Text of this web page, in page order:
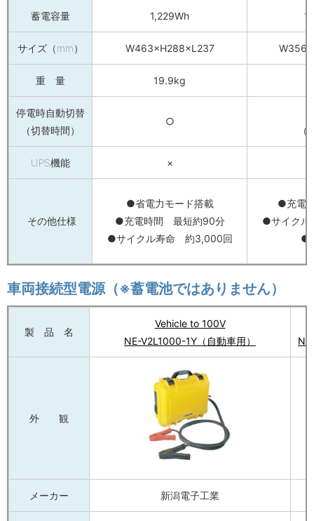
蓄電容量 1,229Wh
サイズ（mm） W463×H288×L237
重 量 19.9kg
停電時自動切替
（切替時間）
○
UPS機能 ×
その他仕様
●省電力モード搭載
●充電時間 最短約90分
●サイクル寿命 約3,000回
●充電
●サイク
●
車両接続型電源（※蓄電池ではありません）
製 品 名
Vehicle to 100V
NE-V2L1000-1Y（自動車用）
外 観
メーカー 新潟電子工業